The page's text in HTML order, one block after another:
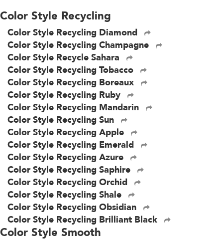
Color Style Recycling
Color Style Recycling Diamond
Color Style Recycling Champagne
Color Style Recycle Sahara
Color Style Recycling Tobacco
Color Style Recycling Boreaux
Color Style Recycling Ruby
Color Style Recycling Mandarin
Color Style Recycling Sun
Color Style Recycling Apple
Color Style Recycling Emerald
Color Style Recycling Azure
Color Style Recycling Saphire
Color Style Recycling Orchid
Color Style Recycling Shale
Color Style Recycling Obsidian
Color Style Recycling Brilliant Black
Color Style Smooth